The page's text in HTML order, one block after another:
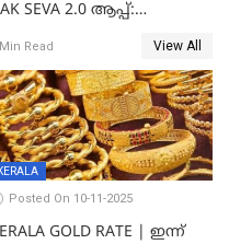
SEVA 2.0 ആപ്പ്:
Read View All
KERALA
Posted On 10-11-2025
GOLD RATE | ഇന്ന്